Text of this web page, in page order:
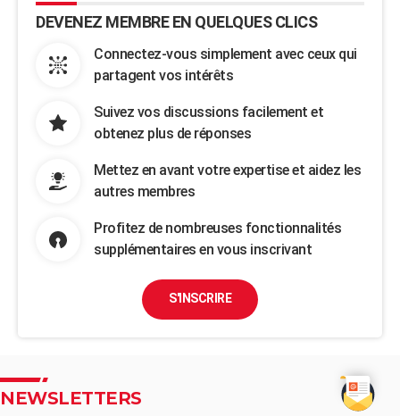
DEVENEZ MEMBRE EN QUELQUES CLICS
Connectez-vous simplement avec ceux qui
partagent vos intérêts
Suivez vos discussions facilement et
obtenez plus de réponses
Mettez en avant votre expertise et aidez les
autres membres
Profitez de nombreuses fonctionnalités
supplémentaires en vous inscrivant
S'INSCRIRE
NEWSLETTERS